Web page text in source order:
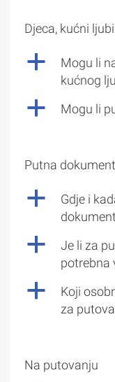
Djeca, kućni
a
Mogu li
kućnog
a Mogu li
Putna
a
Gdje i
a
Je li za
potrebna
a
Koji
za
Na putovanju